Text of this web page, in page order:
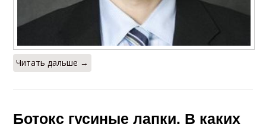
Читать дальше →
Ботокс гусиные лапки. В каких